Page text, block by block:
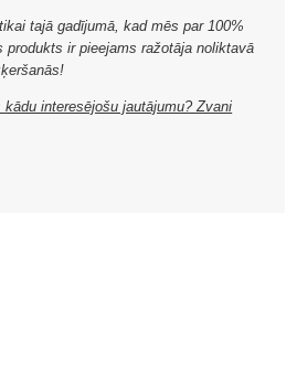
tajā gadījumā, kad mēs par 100%
produkts ir pieejams ražotāja noliktavā
interesējošu jautājumu? Zvani